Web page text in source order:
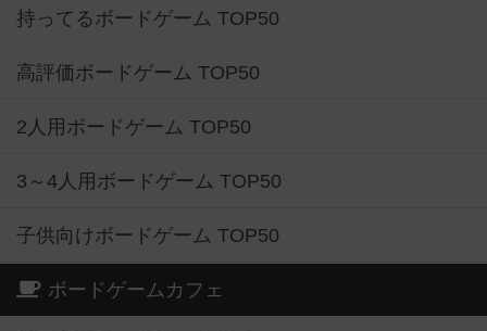
持ってるボードゲーム TOP50
高評価ボードゲーム TOP50
2人用ボードゲーム TOP50
3～4人用ボードゲーム TOP50
子供向けボードゲーム TOP50
ボードゲームカフェ